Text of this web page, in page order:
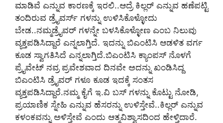
ಮಾಡಿವೆ ಎನ್ನುವ ಕಾರಣಕ್ಕೆ ಇರಲಿ..ಆದ್ರೆ ಕಿಲ್ಲರ್‌ ಎನ್ನುವ ಹಣೆಪಟ್ಟಿ
ತಂದಿರುವ ಡ್ರೈವರ್ಸ್‌ ಗಳನ್ನು ಉಳಿಸಿಕೊಳ್ಳೋದು
ಬೇಡ..ನಮ್ಮಡ್ರೈವರ್‌ ಗಳನ್ನೇ ಬಳಸಿಕೊಳ್ಳೋಣ ಎಂಬ ನಿಲುವು
ವ್ಯಕ್ತಪಡಿಸಿದ್ದಾರೆ ಎನ್ನಲಾಗ್ತಿದೆ. ಇದನ್ನು ಬಿಎಂಟಿಸಿ ಆಡಳಿತ ವರ್ಗ
ಕೂಡ ಸ್ವಾಗತಿಸಿದೆ ಎನ್ನಲಾಗ್ತಿದೆ.ಬಿಎಂಟಿಸಿ ಕ್ಯಾಂಪಸ್‌ ನೊಳಗೆ
ಪ್ರೈವೇಟ್‌ ನವ್ರ ಪ್ರವೇಶವಾದ ದಿನವೇ ಅದನ್ನು ಖಂಡಿಸಿದ್ದ
ಬಿಎಂಟಿಸಿ ಡ್ರೈವರ್‌ ಗಳೂ ಕೂಡ ಇದಕ್ಕೆ ಸಂತಸ
ವ್ಯಕ್ತಪಡಿಸಿದ್ದಾರೆ.ನಮ್ಮ ಕೈಗೆ ಇ.ವಿ ಬಸ್‌ ಗಳನ್ನು ಕೊಟ್ಟು ನೋಡಿ,
ಪ್ರಯಾಣಿಕ ಸ್ನೇಹಿ ಎನ್ನುವ ಹೆಸರನ್ನು ಉಳಿಸ್ತೇವೆ..ಕಿಲ್ಲರ್‌ ಎನ್ನುವ
ಕಳಂಕವನ್ನು ಅಳಿಸ್ತೇವೆ ಎಂದು ಆತ್ಮವಿಶ್ವಾಸದಿಂದ ಹೇಳ್ತಿದಾರೆ.